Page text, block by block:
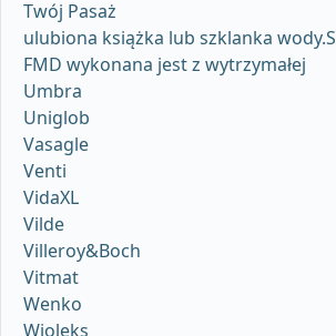
Twój Pasaż
ulubiona książka lub szklanka
FMD wykonana jest z wytrzymałej
Umbra
Uniglob
Vasagle
Venti
VidaXL
Vilde
Villeroy&Boch
Vitmat
Wenko
Wioleks